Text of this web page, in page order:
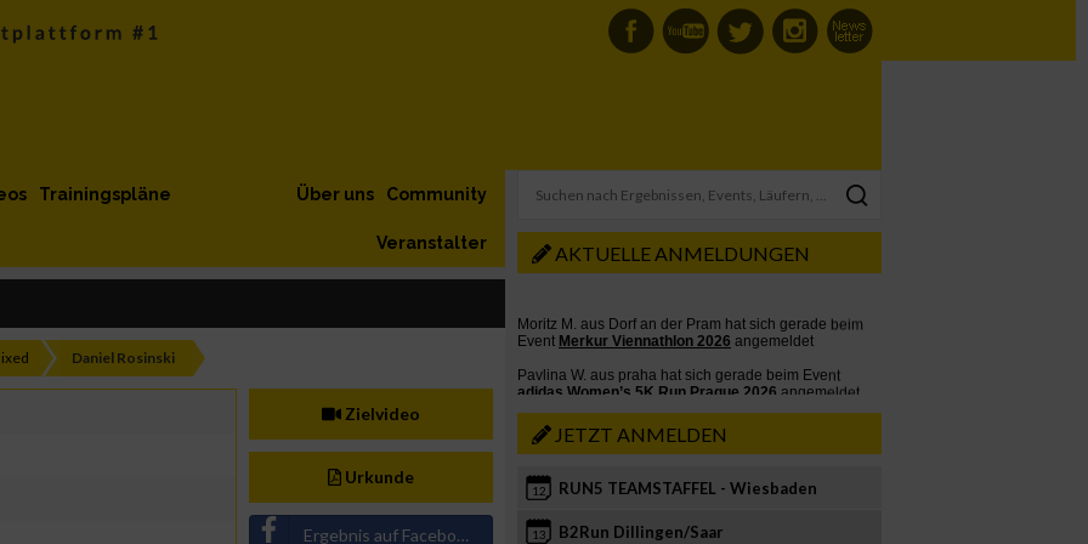
Trainingspläne Community
Über uns
Veranstalter
Daniel Rosinski
Zielvideo
Urkunde
Ergebnis auf Facebook teilen
AKTUELLE ANMELDUNGEN
JETZT ANMELDEN
12 RUN5 TEAMSTAFFEL - Wiesbaden
13 B2Run Dillingen/Saar